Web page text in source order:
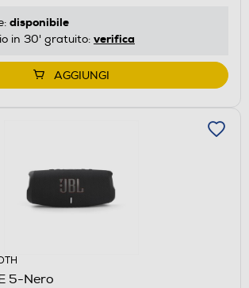
disponibile
in 30' gratuito: verifica
AGGIUNGI
5-Nero